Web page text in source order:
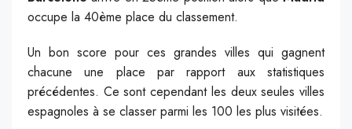
occupe la 40ème place du classement.
Un bon score pour ces grandes villes qui gagnent
chacune une place par rapport aux statistiques
précédentes. Ce sont cependant les deux seules villes
espagnoles à se classer parmi les 100 les plus visitées.